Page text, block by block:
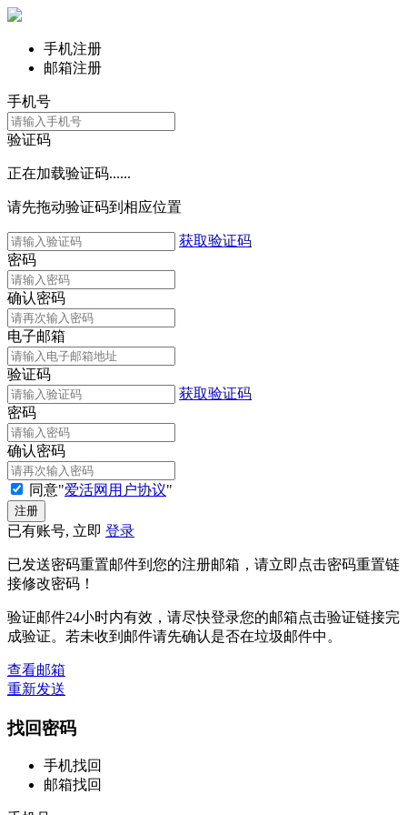
手机注册
邮箱注册
手机号
验证码
正在加载验证码......
请先拖动验证码到相应位置
获取验证码
密码
确认密码
电子邮箱
验证码
获取验证码
密码
确认密码
同意"爱活网用户协议"
已有账号, 立即 登录
已发送密码重置邮件到您的注册邮箱，请立即点击密码重置链
接修改密码！
验证邮件24小时内有效，请尽快登录您的邮箱点击验证链接完
成验证。若未收到邮件请先确认是否在垃圾邮件中。
查看邮箱
重新发送
找回密码
手机找回
邮箱找回